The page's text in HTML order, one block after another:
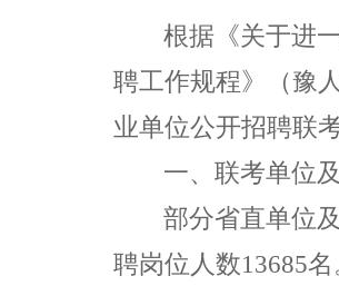
根据 《关于进
聘工作规程》（豫
业单位公开招聘联
一、 联考单位
部分省直单位
聘岗位人数13685名